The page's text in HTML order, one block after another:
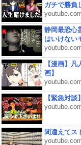
ガチで勝負
静岡最恐心
はいけない
【漫画】
画】
【緊急対
間違えてス